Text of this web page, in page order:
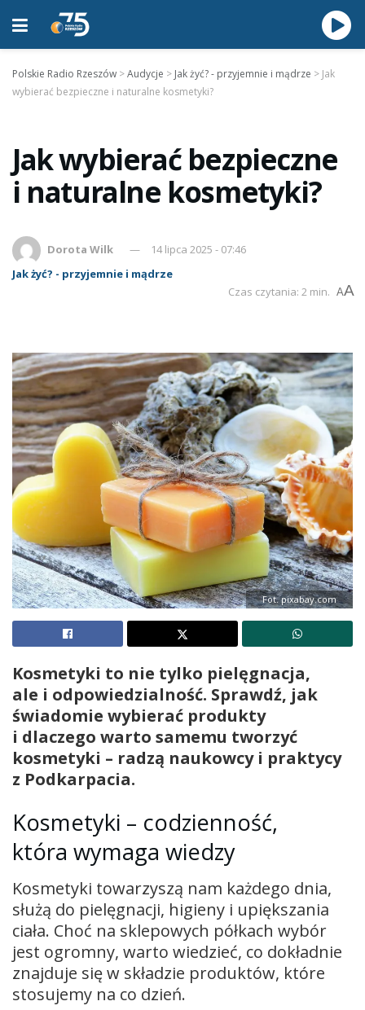
Polskie Radio Rzeszów >Audycje > Jak żyć? - przyjemnie i mądrze > Jak
wybierać bezpieczne i naturalne kosmetyki?
Jak wybierać bezpieczne
i naturalne kosmetyki?
Dorota Wilk
14 lipca 2025 - 07:46
Jak żyć? - przyjemnie i mądrze
Czas czytania: 2 min. AA
Fot. pixabay.com
Kosmetyki to nie tylko pielęgnacja,
ale i odpowiedzialność. Sprawdź, jak
świadomie wybierać produkty
i dlaczego warto samemu tworzyć
kosmetyki – radzą naukowcy i praktycy
z Podkarpacia.
Kosmetyki – codzienność,
która wymaga wiedzy
Kosmetyki towarzyszą nam każdego dnia,
służą do pielęgnacji, higieny i upiększania
ciała. Choć na sklepowych półkach wybór
jest ogromny, warto wiedzieć, co dokładnie
znajduje się w składzie produktów, które
stosujemy na co dzień.